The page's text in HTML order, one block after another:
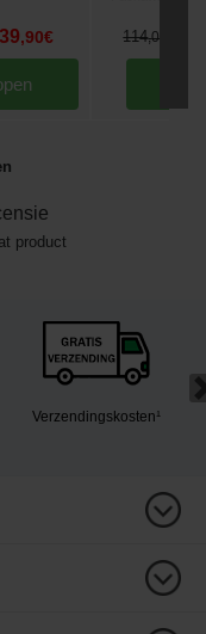
39,90€ 114,00
product
Verzendingskosten¹